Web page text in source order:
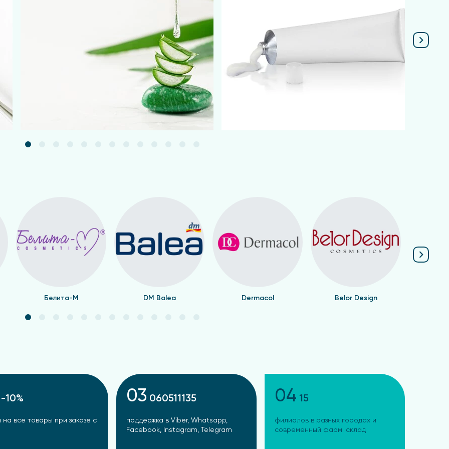
препарата.
в Кишиневе и Молдове
по цене от прямого импортера в Молдову.
сертифицированные и оригинальные продукты, поступающие напрямую от импортера.
без подделок.
точек продаж по всей Молдове, включая Кишинёв.
дополнительных наценок
продукцию и дадут рекомендации по применению.
Белита-М DM Balea Dermacol Belor Design
-10%
на все товары при заказе с
03 060511135
поддержка в Viber, Whatsapp,
Facebook, Instagram, Telegram
04 15
филиалов в разных городах и
современный фарм. склад